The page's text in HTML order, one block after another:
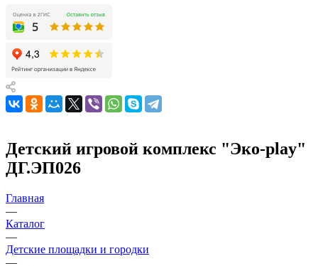
Детский игровой комплекс "Эко-play"
ДГ.ЭП026
Главная
—
Каталог
—
Детские площадки и городки
—